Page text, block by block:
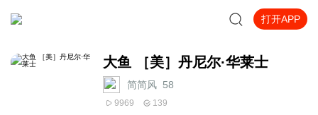
打开APP
大鱼 ［美］丹尼尔·华莱士
简简风_58
9969 139